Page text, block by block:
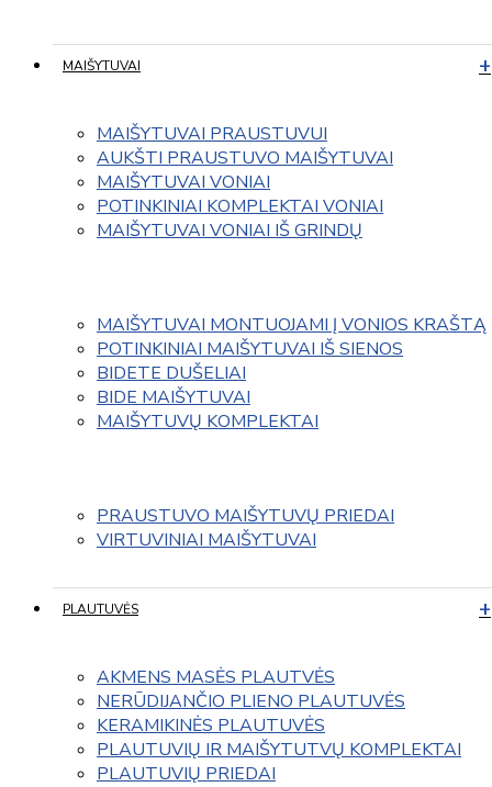
MAIŠYTUVAI
MAIŠYTUVAI PRAUSTUVUI
AUKŠTI PRAUSTUVO MAIŠYTUVAI
MAIŠYTUVAI VONIAI
POTINKINIAI KOMPLEKTAI VONIAI
MAIŠYTUVAI VONIAI IŠ GRINDŲ
MAIŠYTUVAI MONTUOJAMI Į VONIOS KRAŠTĄ
POTINKINIAI MAIŠYTUVAI IŠ SIENOS
BIDETE DUŠELIAI
BIDE MAIŠYTUVAI
MAIŠYTUVŲ KOMPLEKTAI
PRAUSTUVO MAIŠYTUVŲ PRIEDAI
VIRTUVINIAI MAIŠYTUVAI
PLAUTUVĖS
AKMENS MASĖS PLAUTVĖS
NERŪDIJANČIO PLIENO PLAUTUVĖS
KERAMIKINĖS PLAUTUVĖS
PLAUTUVIŲ IR MAIŠYTUTVŲ KOMPLEKTAI
PLAUTUVIŲ PRIEDAI